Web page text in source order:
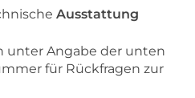
Ausstattung
unter Angabe der unten
für Rückfragen zur